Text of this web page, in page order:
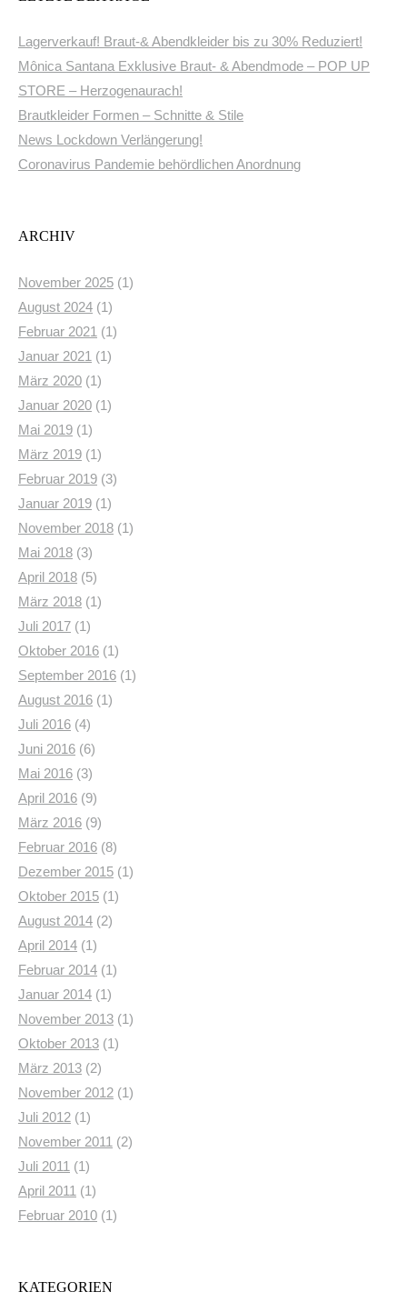
Lagerverkauf! Braut-& Abendkleider bis zu 30% Reduziert!
Mônica Santana Exklusive Braut- & Abendmode – POP UP
STORE – Herzogenaurach!
Brautkleider Formen – Schnitte & Stile
News Lockdown Verlängerung!
Coronavirus Pandemie behördlichen Anordnung
ARCHIV
November 2025 (1)
August 2024 (1)
Februar 2021 (1)
Januar 2021 (1)
März 2020 (1)
Januar 2020 (1)
Mai 2019 (1)
März 2019 (1)
Februar 2019 (3)
Januar 2019 (1)
November 2018 (1)
Mai 2018 (3)
April 2018 (5)
März 2018 (1)
Juli 2017 (1)
Oktober 2016 (1)
September 2016 (1)
August 2016 (1)
Juli 2016 (4)
Juni 2016 (6)
Mai 2016 (3)
April 2016 (9)
März 2016 (9)
Februar 2016 (8)
Dezember 2015 (1)
Oktober 2015 (1)
August 2014 (2)
April 2014 (1)
Februar 2014 (1)
Januar 2014 (1)
November 2013 (1)
Oktober 2013 (1)
März 2013 (2)
November 2012 (1)
Juli 2012 (1)
November 2011 (2)
Juli 2011 (1)
April 2011 (1)
Februar 2010 (1)
KATEGORIEN